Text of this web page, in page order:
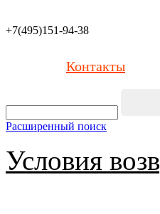
+7(495)151-94-38
Контакты
Расширенный поиск
Условия